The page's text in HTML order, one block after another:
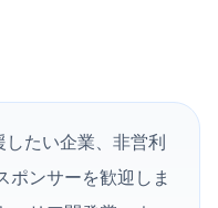
したい企業、非営利
ポンサーを歓迎しま